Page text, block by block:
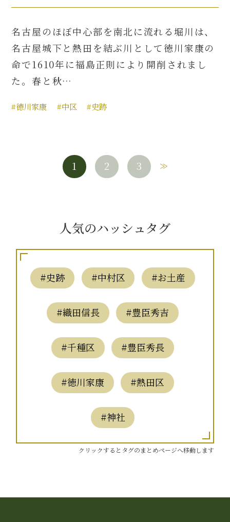
名古屋のほぼ中心部を南北に流れる堀川は、
名古屋城下と熱田を結ぶ川として徳川家康の
命で1610年に福島正則により開削されまし
た。春と秋…
#徳川家康 #中区 #史跡
1 2 3
人気のハッシュタグ
#史跡 #中村区 #お土産
#織田信長 #豊臣秀吉
#千種区 #豊臣秀長
#徳川家康 #熱田区
#神社
クリックするとタグのまとめページへ移動します